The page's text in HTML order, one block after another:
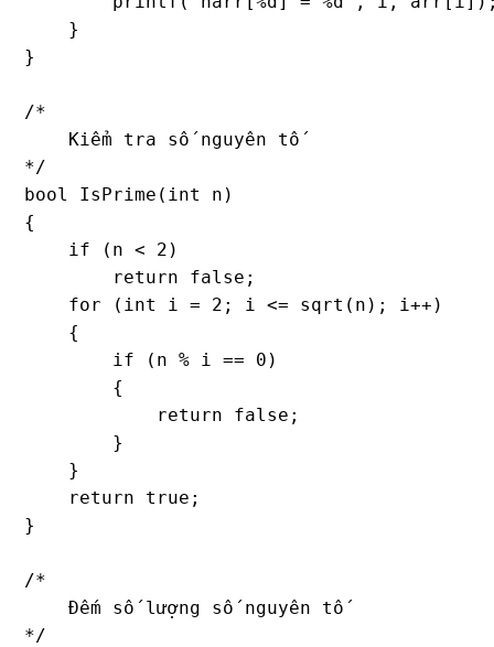
    }
}
/*
    Kiểm tra số nguyên tố
*/
bool IsPrime(int n)
{
    if (n < 2)
        return false;
    for (int i = 2; i <= sqrt(n); i++)
    {
        if (n % i == 0)
        {
            return false;
        }
    }
    return true;
}
/*
    Đếm số lượng số nguyên tố
*/